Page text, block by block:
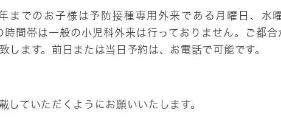
までのお子様は予防接種専用外来である月曜日、
間帯は一般の小児科外来は行っておりません。ご都
します。前日または当日予約は、お電話で可能です。
していただくようにお願いいたします。